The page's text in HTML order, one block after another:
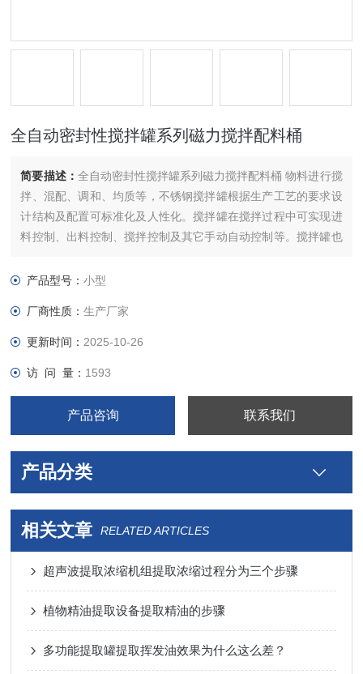
全自动密封性搅拌罐系列磁力搅拌配料桶
简要描述： 全自动密封性搅拌罐系列磁力搅拌配料桶 物料进行搅
拌、混配、调和、均质等，不锈钢搅拌罐根据生产工艺的要求设
计结构及配置可标准化及人性化。搅拌罐在搅拌过程中可实现进
料控制、出料控制、搅拌控制及其它手动自动控制等。搅拌罐也
食品、科研等行业。该设备可根据用户产品的工艺要求选用碳钢
艺和生产需要。
产品型号：小型
厂商性质：生产厂家
更新时间： 2025-10-26
访 问 量： 1593
产品咨询 联系我们
产品分类
相关文章 RELATED ARTICLES
超声波提取浓缩机组提取浓缩过程分为三个步骤
植物精油提取设备提取精油的步骤
多功能提取罐提取挥发油效果为什么这么差？